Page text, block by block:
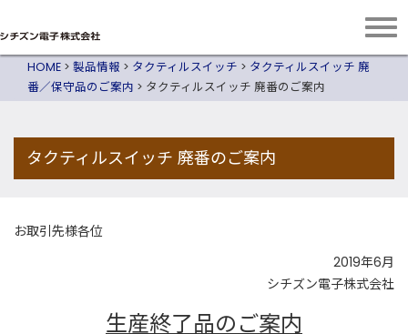
HOME > 製品情報 > タクティルスイッチ > タクティルスイッチ 廃
番／保守品のご案内 > タクティルスイッチ 廃番のご案内
タクティルスイッチ 廃番のご案内
お取引先様各位
2019年6月
シチズン電子株式会社
生産終了品のご案内